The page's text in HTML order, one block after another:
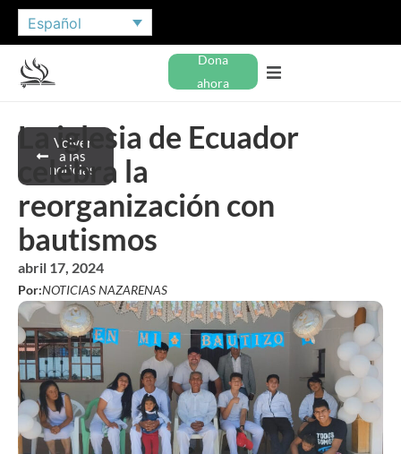
Español
Dona
ahora
Volver
a las
noticias
La iglesia de Ecuador
celebra la
reorganización con
bautismos
abril 17, 2024
Por:NOTICIAS NAZARENAS